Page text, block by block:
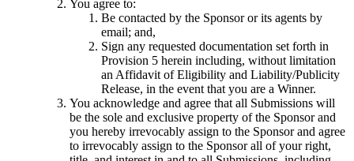
You agree to:
Be contacted by the Sponsor or its agents by
email; and,
Sign any requested documentation set forth in
Provision 5 herein including, without limitation
an Affidavit of Eligibility and Liability/Publicity
Release, in the event that you are a Winner.
You acknowledge and agree that all Submissions will
be the sole and exclusive property of the Sponsor and
you hereby irrevocably assign to the Sponsor and agree
to irrevocably assign to the Sponsor all of your right,